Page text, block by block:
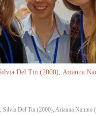
Del Tin (2000), Arianna
Silvia Del Tin (2000), Arianna Nanino